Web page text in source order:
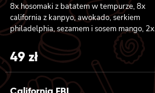
8x hosomaki z batatem w tempurze, 8x
california z kanpyo, awokado, serkiem
philadelphia, sezamem i sosem mango, 2x
nigiri z awokado i sosem mango
49 zł